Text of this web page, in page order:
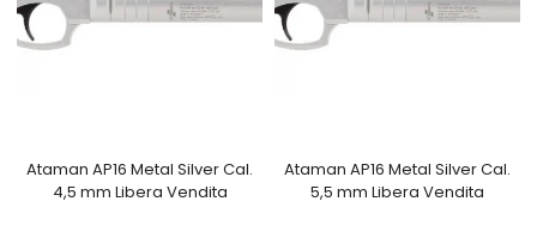
Ataman AP16 Metal Silver Cal.
4,5 mm Libera Vendita
Ataman AP16 Metal Silver Cal.
5,5 mm Libera Vendita